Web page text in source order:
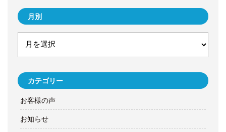
月別
カテゴリー
お客様の声
お知らせ